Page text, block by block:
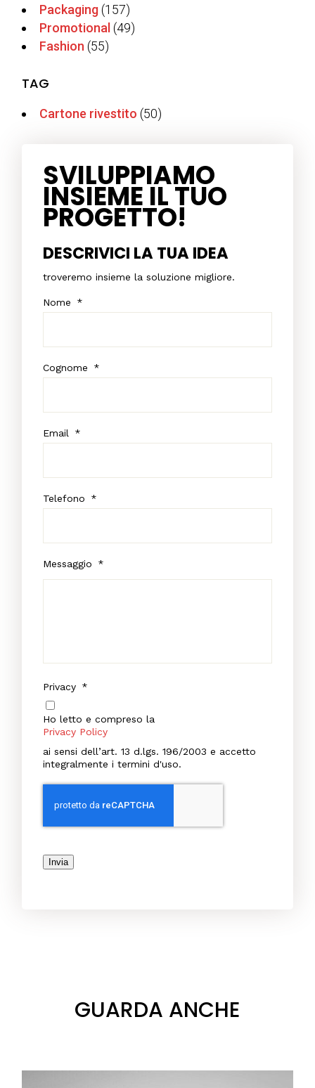
Packaging(157)
Promotional (49)
Fashion (55)
TAG
Cartone rivestito (50)
SVILUPPIAMO
INSIEME IL TUO
PROGETTO!
DESCRIVICI LA TUA IDEA
troveremo insieme la soluzione migliore.
Nome *
Cognome *
Email *
Telefono *
Messaggio *
Privacy *
Ho letto e compreso la
Privacy Policy
ai sensi dell’art. 13 d.lgs. 196/2003 e accetto
integralmente i termini d'uso.
Invia
GUARDA ANCHE